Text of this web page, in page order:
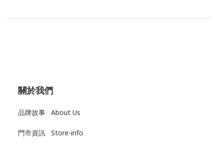
關於我們
品牌故事 About Us
門市資訊 Store-info